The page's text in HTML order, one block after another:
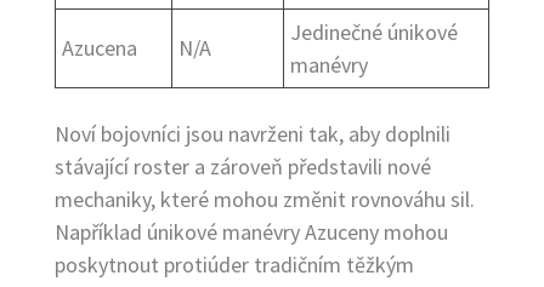
Azucena N/A
Jedinečné únikové
manévry
Noví bojovníci jsou navrženi tak, aby doplnili
stávající roster a zároveň představili nové
mechaniky, které mohou změnit rovnováhu sil.
Například únikové manévry Azuceny mohou
poskytnout protiúder tradičním těžkým